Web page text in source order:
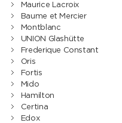
Maurice Lacroix
Baume et Mercier
Montblanc
UNION Glashütte
Frederique Constant
Oris
Fortis
Mido
Hamilton
Certina
Edox